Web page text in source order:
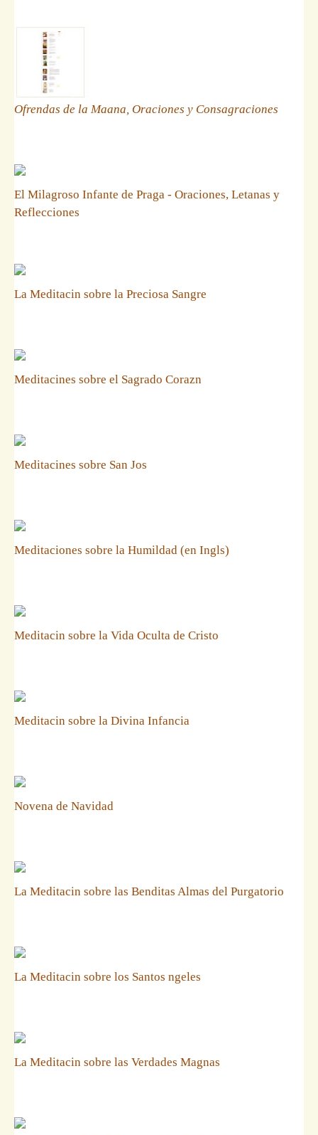
Ofrendas de la Maana, Oraciones y Consagraciones
El Milagroso Infante de Praga - Oraciones, Letanas y
Reflecciones
La Meditacin sobre la Preciosa Sangre
Meditacines sobre el Sagrado Corazn
Meditacines sobre San Jos
Meditaciones sobre la Humildad (en Ingls)
Meditacin sobre la Vida Oculta de Cristo
Meditacin sobre la Divina Infancia
Novena de Navidad
La Meditacin sobre las Benditas Almas del Purgatorio
La Meditacin sobre los Santos ngeles
La Meditacin sobre las Verdades Magnas